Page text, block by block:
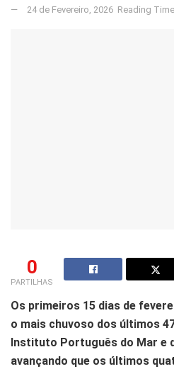
24 de Fevereiro, 2026 Reading
0
PARTILHAS
Os primeiros 15 dias de
o mais chuvoso dos últimos
Instituto Português do Mar e
avançando que os últimos